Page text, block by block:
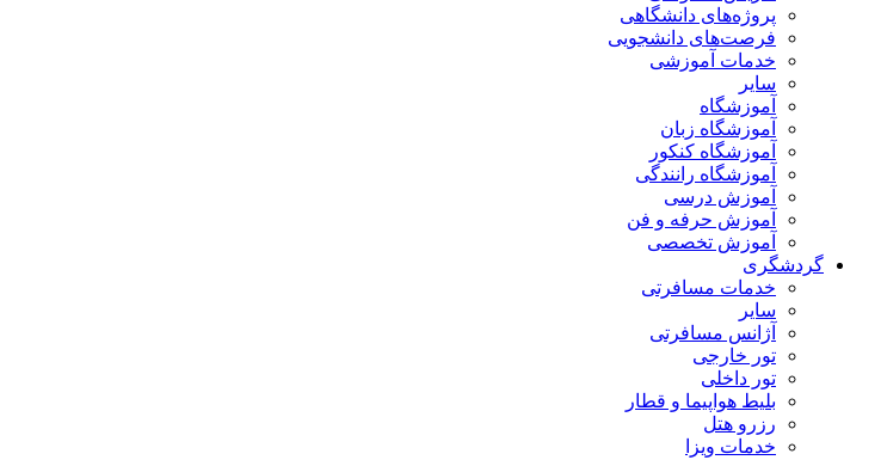
پروژه‌های دانشگاهی
فرصت‌های دانشجویی
خدمات آموزشی
سایر
آموزشگاه
آموزشگاه زبان
آموزشگاه کنکور
آموزشگاه رانندگی
آموزش درسی
آموزش حرفه و فن
آموزش تخصصی
گردشگری
خدمات مسافرتی
سایر
آژانس مسافرتی
تور خارجی
تور داخلی
بلیط هواپیما و قطار
رزرو هتل
خدمات ویزا